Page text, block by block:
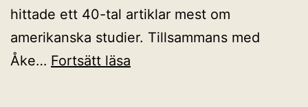
hittade ett 40-tal artiklar mest om
amerikanska studier. Tillsammans med
Åke… Fortsätt läsa